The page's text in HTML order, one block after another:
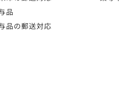
品
品の郵送対応